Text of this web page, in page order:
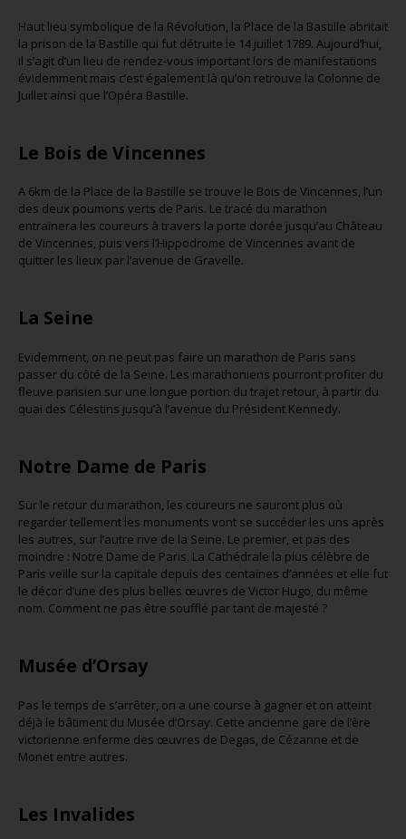
Haut lieu symbolique de la Révolution, la Place de la Bastille abritait
la prison de la Bastille qui fut détruite le 14 juillet 1789. Aujourd’hui,
il s’agit d’un lieu de rendez-vous important lors de manifestations
évidemment mais c’est également là qu’on retrouve la Colonne de
Juillet ainsi que l’Opéra Bastille.
Le Bois de Vincennes
A 6km de la Place de la Bastille se trouve le Bois de Vincennes, l’un
des deux poumons verts de Paris. Le tracé du marathon
entrainera les coureurs à travers la porte dorée jusqu’au Château
de Vincennes, puis vers l’Hippodrome de Vincennes avant de
quitter les lieux par l’avenue de Gravelle.
La Seine
Evidemment, on ne peut pas faire un marathon de Paris sans
passer du côté de la Seine. Les marathoniens pourront profiter du
fleuve parisien sur une longue portion du trajet retour, à partir du
quai des Célestins jusqu’à l’avenue du Président Kennedy.
Notre Dame de Paris
Sur le retour du marathon, les coureurs ne sauront plus où
regarder tellement les monuments vont se succéder les uns après
les autres, sur l’autre rive de la Seine. Le premier, et pas des
moindre : Notre Dame de Paris. La Cathédrale la plus célèbre de
Paris veille sur la capitale depuis des centaines d’années et elle fut
le décor d’une des plus belles œuvres de Victor Hugo, du même
nom. Comment ne pas être soufflé par tant de majesté ?
Musée d’Orsay
Pas le temps de s’arrêter, on a une course à gagner et on atteint
déjà le bâtiment du Musée d’Orsay. Cette ancienne gare de l’ère
victorienne enferme des œuvres de Degas, de Cézanne et de
Monet entre autres.
Les Invalides